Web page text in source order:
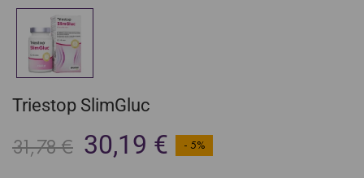
Triestop SlimGluc
31,78 € 30,19 € - 5%